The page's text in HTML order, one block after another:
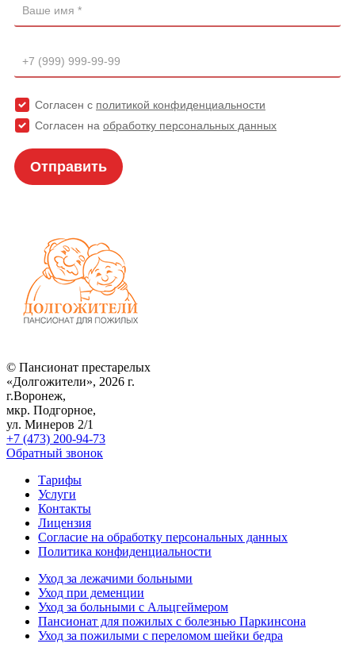
© Пансионат престарелых
«Долгожители», 2026 г.
г.Воронеж,
мкр. Подгорное,
ул. Минеров 2/1
+7 (473) 200-94-73
Обратный звонок
Тарифы
Услуги
Контакты
Лицензия
Согласие на обработку персональных данных
Политика конфиденциальности
Уход за лежачими больными
Уход при деменции
Уход за больными с Альцгеймером
Пансионат для пожилых с болезнью Паркинсона
Уход за пожилыми с переломом шейки бедра